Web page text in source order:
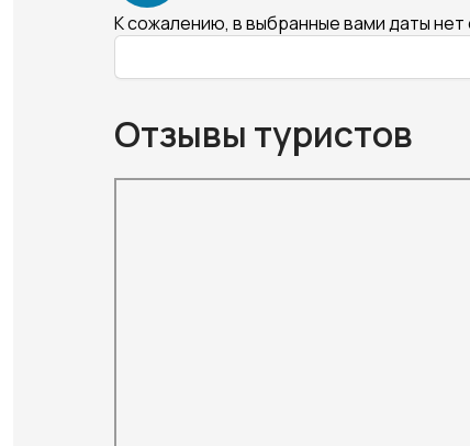
К сожалению, в выбранные вами даты
Отзывы туристов